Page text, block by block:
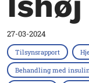
27-03-2024
Tilsynsrapport
Behandling med